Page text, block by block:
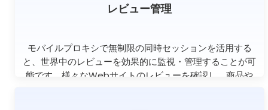
レビュー管理
モバイルプロキシで無制限の同時セッションを活用する
と、世界中のレビューを効果的に監視・管理することが可
能です。様々なWebサイトのレビューを確認し、商品や